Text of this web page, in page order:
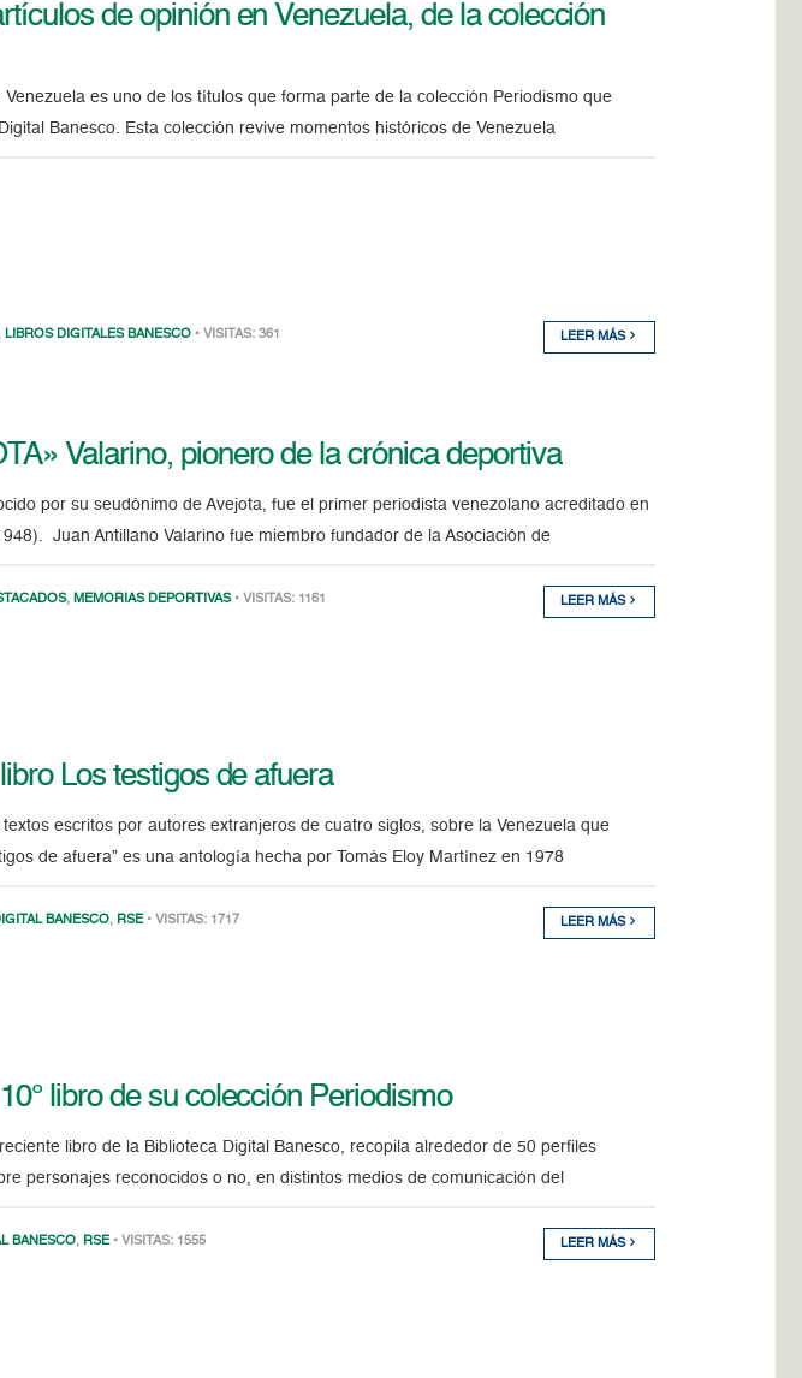
de opinión en Venezuela, de la colección
es uno de los títulos que forma parte de la colección Periodismo que
Banesco. Esta colección revive momentos históricos de Venezuela
, LIBROS DIGITALES BANESCO • VISITAS: 361 LEER MÁS
Valarino, pionero de la crónica deportiva
por su seudónimo de Avejota, fue el primer periodista venezolano acreditado en
Juan Antillano Valarino fue miembro fundador de la Asociación de
, MEMORIAS DEPORTIVAS • VISITAS: 1161 LEER MÁS
Los testigos de afuera
escritos por autores extranjeros de cuatro siglos, sobre la Venezuela que
de afuera” es una antología hecha por Tomás Eloy Martínez en 1978
BANESCO, RSE • VISITAS: 1717 LEER MÁS
libro de su colección Periodismo
libro de la Biblioteca Digital Banesco, recopila alrededor de 50 perfiles
personajes reconocidos o no, en distintos medios de comunicación del
BANESCO, RSE • VISITAS: 1555 LEER MÁS